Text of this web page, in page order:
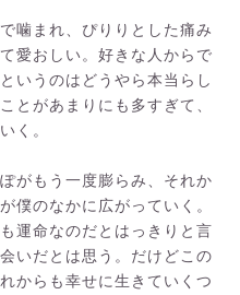
噛まれ、ぴりりとした痛み
愛おしい。好きな人からで
いうのはどうやら本当らし
とがあまりにも多すぎて、
く。
がもう一度膨らみ、それか
僕のなかに広がっていく。
運命なのだとはっきりと言
いだとは思う。だけどこの
からも幸せに生きていくつ